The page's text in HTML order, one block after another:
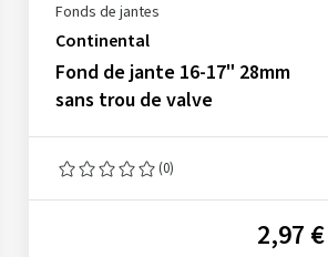
Fonds de jantes
Continental
Fond de jante 16-17" 28mm
sans trou de valve
(0)
2,97 €